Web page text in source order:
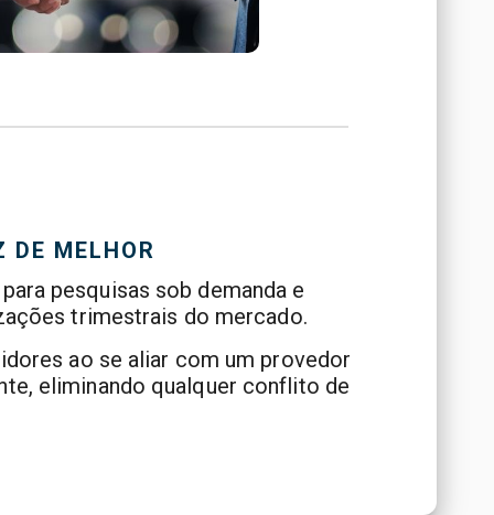
DE MELHOR
pesquisas sob demanda e
trimestrais do mercado.
ao se aliar com um provedor
eliminando qualquer conflito de